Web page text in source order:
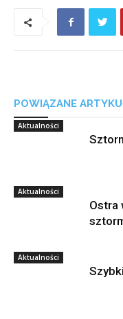
POWIĄZANE
Aktualności
Aktualności
Ostra
Aktualności